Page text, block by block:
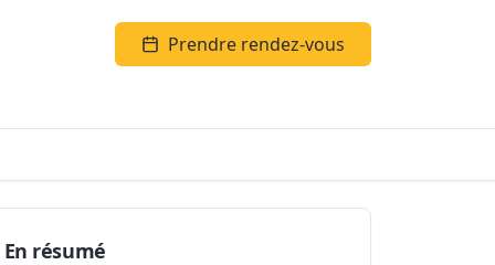
Prendre rendez-vous
En résumé